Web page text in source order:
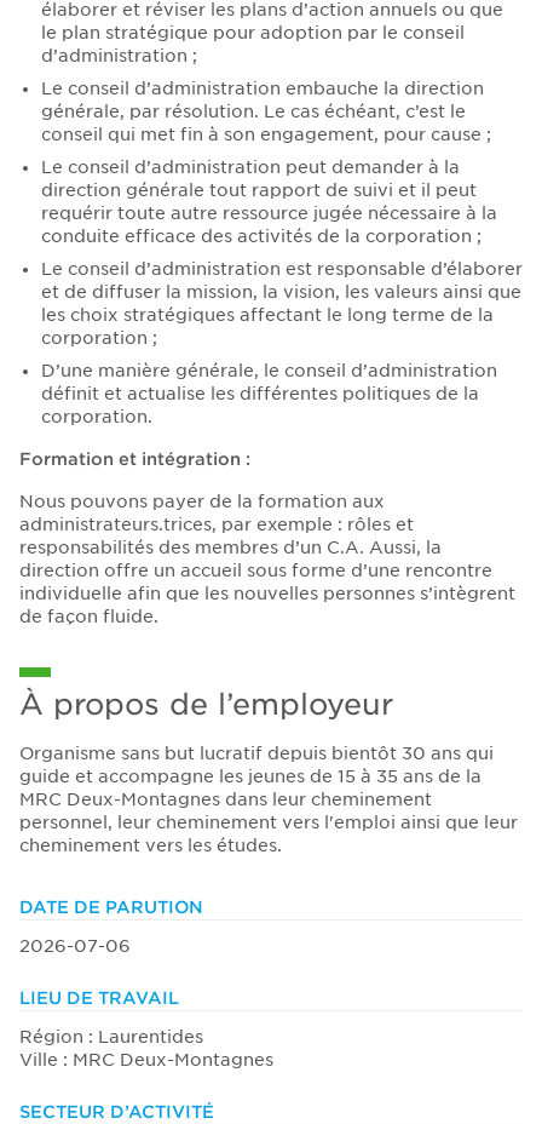
élaborer et réviser les plans d’action annuels ou que
le plan stratégique pour adoption par le conseil
d’administration ;
Le conseil d’administration embauche la direction
générale, par résolution. Le cas échéant, c’est le
conseil qui met fin à son engagement, pour cause ;
Le conseil d’administration peut demander à la
direction générale tout rapport de suivi et il peut
requérir toute autre ressource jugée nécessaire à la
conduite efficace des activités de la corporation ;
Le conseil d’administration est responsable d’élaborer
et de diffuser la mission, la vision, les valeurs ainsi que
les choix stratégiques affectant le long terme de la
corporation ;
D’une manière générale, le conseil d’administration
définit et actualise les différentes politiques de la
corporation.
Formation et intégration :
Nous pouvons payer de la formation aux
administrateurs.trices, par exemple : rôles et
responsabilités des membres d’un C.A. Aussi, la
direction offre un accueil sous forme d’une rencontre
individuelle afin que les nouvelles personnes s’intègrent
de façon fluide.
À propos de l’employeur
Organisme sans but lucratif depuis bientôt 30 ans qui
guide et accompagne les jeunes de 15 à 35 ans de la
MRC Deux-Montagnes dans leur cheminement
personnel, leur cheminement vers l'emploi ainsi que leur
cheminement vers les études.
DATE DE PARUTION
2026-07-06
LIEU DE TRAVAIL
Région : Laurentides
Ville : MRC Deux-Montagnes
SECTEUR D’ACTIVITÉ